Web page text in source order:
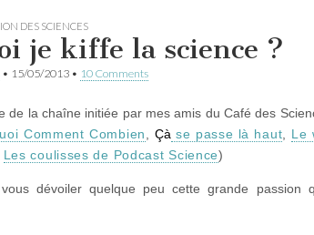
DES SCIENCES
je kiffe la science ?
• 15/05/2013 • 10 Comments
de la chaîne initiée par mes amis du Café des
Comment Combien, Çàse passe là haut, Le
Les coulisses de Podcast Science)
dévoiler quelque peu cette grande passion